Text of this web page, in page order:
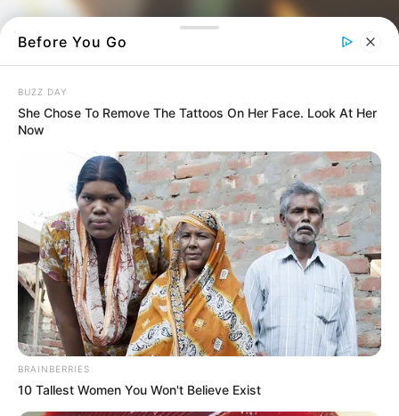
Την τελευταία του πνοή άφησε ο
συνταξιούχος δάσκαλος Γιώργος
Μποσινάκης, βυθίζοντας στη θλίψη τη
Χαλκίδα
Before You Go
BUZZ DAY
She Chose To Remove The Tattoos On Her Face. Look At Her
Now
BRAINBERRIES
10 Tallest Women You Won't Believe Exist